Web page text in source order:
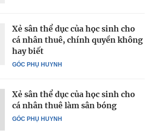
GÓC PHỤ HUYNH
Xẻ sân thể dục của học sinh cho
cá nhân thuê, chính quyền không
hay biết
GÓC PHỤ HUYNH
Xẻ sân thể dục của học sinh cho
cá nhân thuê làm sân bóng